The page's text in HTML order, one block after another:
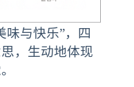
味与快乐”，四
，生动地体现